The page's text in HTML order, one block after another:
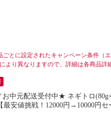
とに設定されたキャンペーン条件（
り異なりますので、詳細は各商品詳
お中元配送受付中★ ネギトロ
安値挑戦！12000円→10000円セ